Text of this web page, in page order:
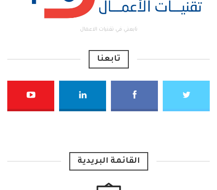
تابعني في تقنيات الاعمال
تابعنا
القائمة البريدية